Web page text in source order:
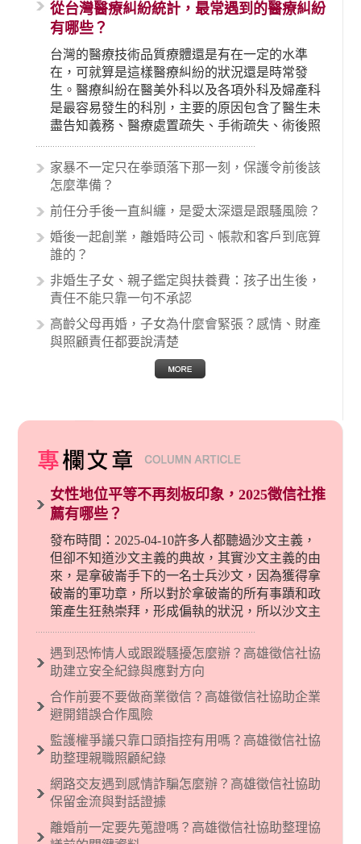
從台灣醫療糾紛統計，最常遇到的醫療糾紛
有哪些？
台灣的醫療技術品質療體還是有在一定的水準
在，可就算是這樣醫療糾紛的狀況還是時常發
生。醫療糾紛在醫美外科以及各項外科及婦產科
是最容易發生的科別，主要的原因包含了醫生未
盡告知義務、醫療處置疏失、手術疏失、術後照
顧失當、醫療費用的收取。雖然醫學進步，但醫
生與病患之間引起的糾紛還是經常發生。很多案
例中最後都走向訴訟流程，我們如果不幸遇到相
的內容其實非常多，有些案例…
家暴不一定只在拳頭落下那一刻，保護令前後該
怎麼準備？
前任分手後一直糾纏，是愛太深還是跟騷風險？
婚後一起創業，離婚時公司、帳款和客戶到底算
誰的？
非婚生子女、親子鑑定與扶養費：孩子出生後，
責任不能只靠一句不承認
高齡父母再婚，子女為什麼會緊張？感情、財產
與照顧責任都要說清楚
女性地位平等不再刻板印象，2025徵信社推
薦有哪些？
發布時間：2025-04-10許多人都聽過沙文主義，
但卻不知道沙文主義的典故，其實沙文主義的由
來，是拿破崙手下的一名士兵沙文，因為獲得拿
破崙的軍功章，所以對於拿破崙的所有事蹟和政
策產生狂熱崇拜，形成偏執的狀況，所以沙文主
義後來就被拿來暗指偏見和歧視，而且有沙文主
義傾向的人，通常對於自己的國家和民族有超強
烈的卓越感，因而瞧不起其他國家的人，所以沙
現了男性沙文…
遇到恐怖情人或跟蹤騷擾怎麼辦？高雄徵信社協
助建立安全紀錄與應對方向
合作前要不要做商業徵信？高雄徵信社協助企業
避開錯誤合作風險
監護權爭議只靠口頭指控有用嗎？高雄徵信社協
助整理親職照顧紀錄
網路交友遇到感情詐騙怎麼辦？高雄徵信社協助
保留金流與對話證據
離婚前一定要先蒐證嗎？高雄徵信社協助整理協